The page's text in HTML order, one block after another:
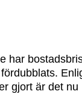
har
gjort är det nu